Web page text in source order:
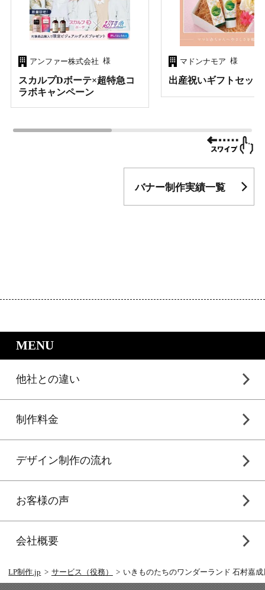
アンファー株式会社 様
スカルプDボーテ×超特急コ
ラボキャンペーン
マドンナモア 様
出産祝いギフトセッ
バナー制作実績一覧
MENU｜LP制作.jpのサービスメニュー
他社との違い
制作料金
デザイン制作の流れ
お客様の声
会社概要
LP制作.jp サービス（役務） いきものたちのワンダーランド 石村嘉成